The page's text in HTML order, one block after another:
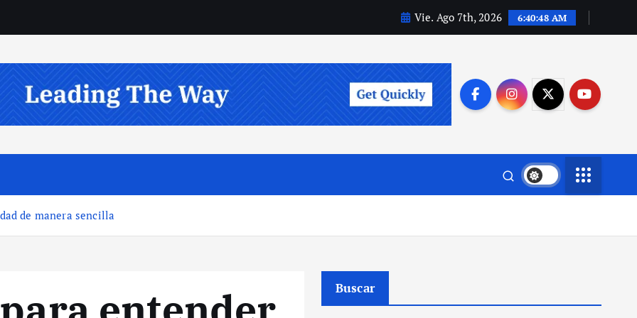
Vie. Ago 7th, 2026 6:40:49 AM
de manera sencilla
Buscar